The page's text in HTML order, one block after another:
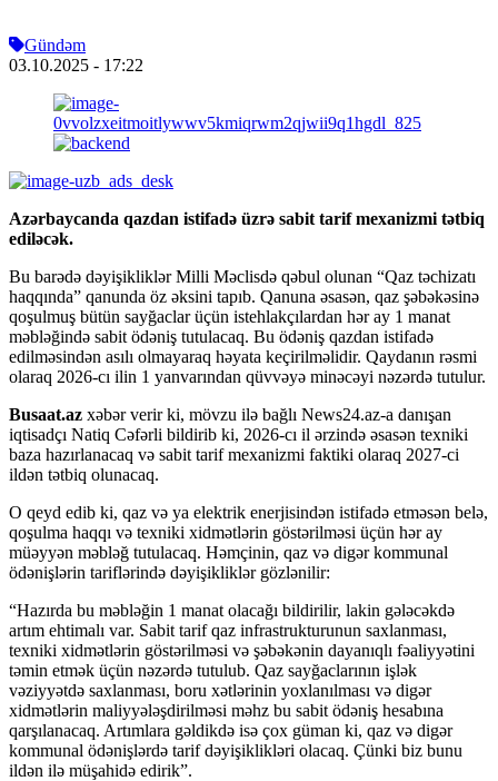
Gündəm
03.10.2025 - 17:22
Azərbaycanda qazdan istifadə üzrə sabit tarif mexanizmi tətbiq
ediləcək.
Bu barədə dəyişikliklər Milli Məclisdə qəbul olunan “Qaz təchizatı
haqqında” qanunda öz əksini tapıb. Qanuna əsasən, qaz şəbəkəsinə
qoşulmuş bütün sayğaclar üçün istehlakçılardan hər ay 1 manat
məbləğində sabit ödəniş tutulacaq. Bu ödəniş qazdan istifadə
edilməsindən asılı olmayaraq həyata keçirilməlidir. Qaydanın rəsmi
olaraq 2026-cı ilin 1 yanvarından qüvvəyə minəcəyi nəzərdə tutulur.
Busaat.az xəbər verir ki, mövzu ilə bağlı News24.az-a danışan
iqtisadçı Natiq Cəfərli bildirib ki, 2026-cı il ərzində əsasən texniki
baza hazırlanacaq və sabit tarif mexanizmi faktiki olaraq 2027-ci
ildən tətbiq olunacaq.
O qeyd edib ki, qaz və ya elektrik enerjisindən istifadə etməsən belə,
qoşulma haqqı və texniki xidmətlərin göstərilməsi üçün hər ay
müəyyən məbləğ tutulacaq. Həmçinin, qaz və digər kommunal
ödənişlərin tariflərində dəyişikliklər gözlənilir:
“Hazırda bu məbləğin 1 manat olacağı bildirilir, lakin gələcəkdə
artım ehtimalı var. Sabit tarif qaz infrastrukturunun saxlanması,
texniki xidmətlərin göstərilməsi və şəbəkənin dayanıqlı fəaliyyətini
təmin etmək üçün nəzərdə tutulub. Qaz sayğaclarının işlək
vəziyyətdə saxlanması, boru xətlərinin yoxlanılması və digər
xidmətlərin maliyyələşdirilməsi məhz bu sabit ödəniş hesabına
qarşılanacaq. Artımlara gəldikdə isə çox güman ki, qaz və digər
kommunal ödənişlərdə tarif dəyişiklikləri olacaq. Çünki biz bunu
ildən ilə müşahidə edirik”.